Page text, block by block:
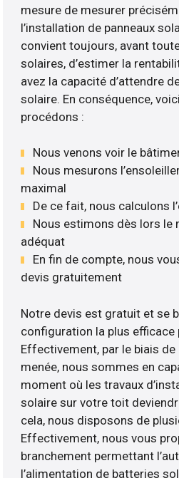
mesure de mesurer
l’installation de panneaux
convient toujours, avant
solaires, d’estimer la
avez la capacité d’attendre
solaire. En conséquence,
procédons :
Nous venons voir le
Nous mesurons
maximal
De ce fait, nous calculons
Nous estimons dès lors le
adéquat
En fin de compte, nous
devis gratuitement
Notre devis est gratuit et se
configuration la plus efficace
Effectivement, par le biais de
menée, nous sommes en
moment où les travaux
solaire sur votre toit
cela, nous disposons de
Effectivement, nous vous
branchement permettant
l’alimentation de batteries